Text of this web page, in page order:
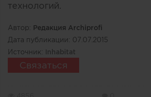
технологий.
Автор: Редакция Archiprofi
Дата публикации: 07.07.2015
Источник: Inhabitat
Связаться